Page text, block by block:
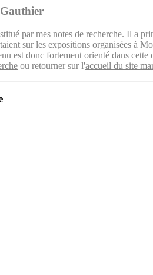
par mes notes de recherche. Il a
sur les expositions organisées à
est donc fortement orienté dans
ou retourner sur l'accueil du site